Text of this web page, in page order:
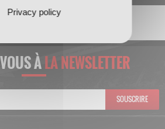
ÀLA NEWSLETTER
SOUSCRIRE
Privacy policy